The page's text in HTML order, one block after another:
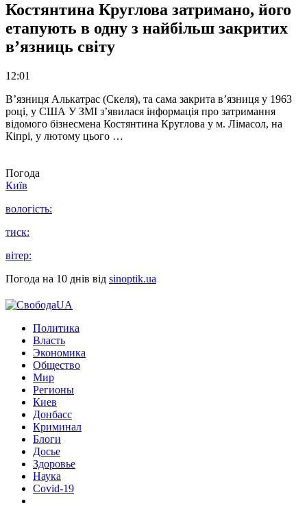
Костянтина Круглова затримано, його
етапують в одну з найбільш закритих
в’язниць світу
12:01
В’язниця Алькатрас (Скеля), та сама закрита в’язниця у 1963
році, у США У ЗМІ з’явилася інформація про затримання
відомого бізнесмена Костянтина Круглова у м. Лімасол, на
Кіпрі, у лютому цього …
Погода
Київ
вологість:
тиск:
вітер:
Погода на 10 днів від sinoptik.ua
Политика
Власть
Экономика
Общество
Мир
Регионы
Киев
Донбасс
Криминал
Блоги
Досье
Здоровье
Наука
Covid-19